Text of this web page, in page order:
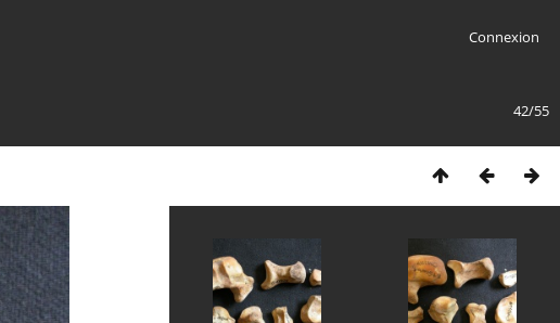
Connexion
42/55